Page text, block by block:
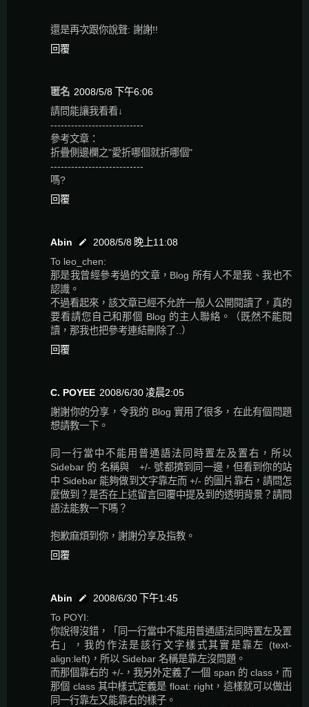
還是再次跟你說聲: 謝謝!!
回覆
匿名 2008/5/8 下午6:06
請問能讓我看看↓
---------------------------
參考文章：
折疊側邊欄之"愛折哪個就折哪個"
---------------------------
嗎?
回覆
Abin
2008/5/8 晚上11:08
To leo_chen:
那是我曾經參考過的文章，Blog 所有人不是我、我也不
認識。
不過看起來，該文章已經不允許一般人公開閱讀了，真的
要看請您自己和那個 Blog 的主人聯絡。（既然不能閱
讀，那我也把參考連結刪除了..）
回覆
C. POYEE 2008/6/30 凌晨2:05
謝謝你的分享，令我的 Blog 實用了很多，在此有個問題
想請教一下。
同一行當中不能用普通語法同時置左及置右，所以
Sidebar 的 名稱與 +/- 號都擠到同一邊，但看到你的站
中 Sidebar 能夠做到文字靠左而 +/- 的圖片靠右，請問怎
麼做到？是否在上述留言回覆中提及到的透明背景？請問
語法能教一下嗎？
抱歉麻煩到你，謝謝分享及指教。
回覆
Abin
2008/6/30 下午1:45
To POYI:
你說得沒錯，「同一行當中不能用普通語法同時置左及置
右」，我的作法是該行文字樣式其實是靠左 (text-
align:left)，所以 Sidebar 名稱是靠左沒問題。
而那個靠右的 +/-，我另外定義了一個 span 的 class，而
那個 class 其中樣式定義是 float: right，這樣就可以做出
同一行靠左又能靠右的樣子。